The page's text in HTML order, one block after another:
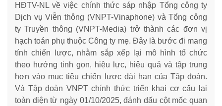
HĐTV-NL về việc chính thức sáp nhập Tổng công ty
Dịch vụ Viễn thông (VNPT-Vinaphone) và Tổng công
ty Truyền thông (VNPT-Media) trở thành các đơn vị
hạch toán phụ thuộc Công ty mẹ. Đây là bước đi mang
tính chiến lược, nhằm sắp xếp lại mô hình tổ chức
theo hướng tinh gọn, hiệu lực, hiệu quả và tập trung
hơn vào mục tiêu chiến lược dài hạn của Tập đoàn.
Và Tập đoàn VNPT chính thức triển khai cơ cấu lại
toàn diện từ ngày 01/10/2025, đánh dấu cột mốc quan